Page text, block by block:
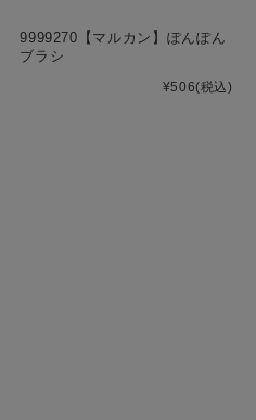
9999270【マルカン】ぽんぽん
ブラシ
¥506(税込)